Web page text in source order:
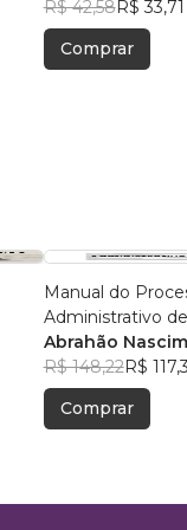
R$ 42,58R$ 33,71
Comprar
Manual do
Administrativo
Abrahão
Santos
R$ 148,22R$
Comprar